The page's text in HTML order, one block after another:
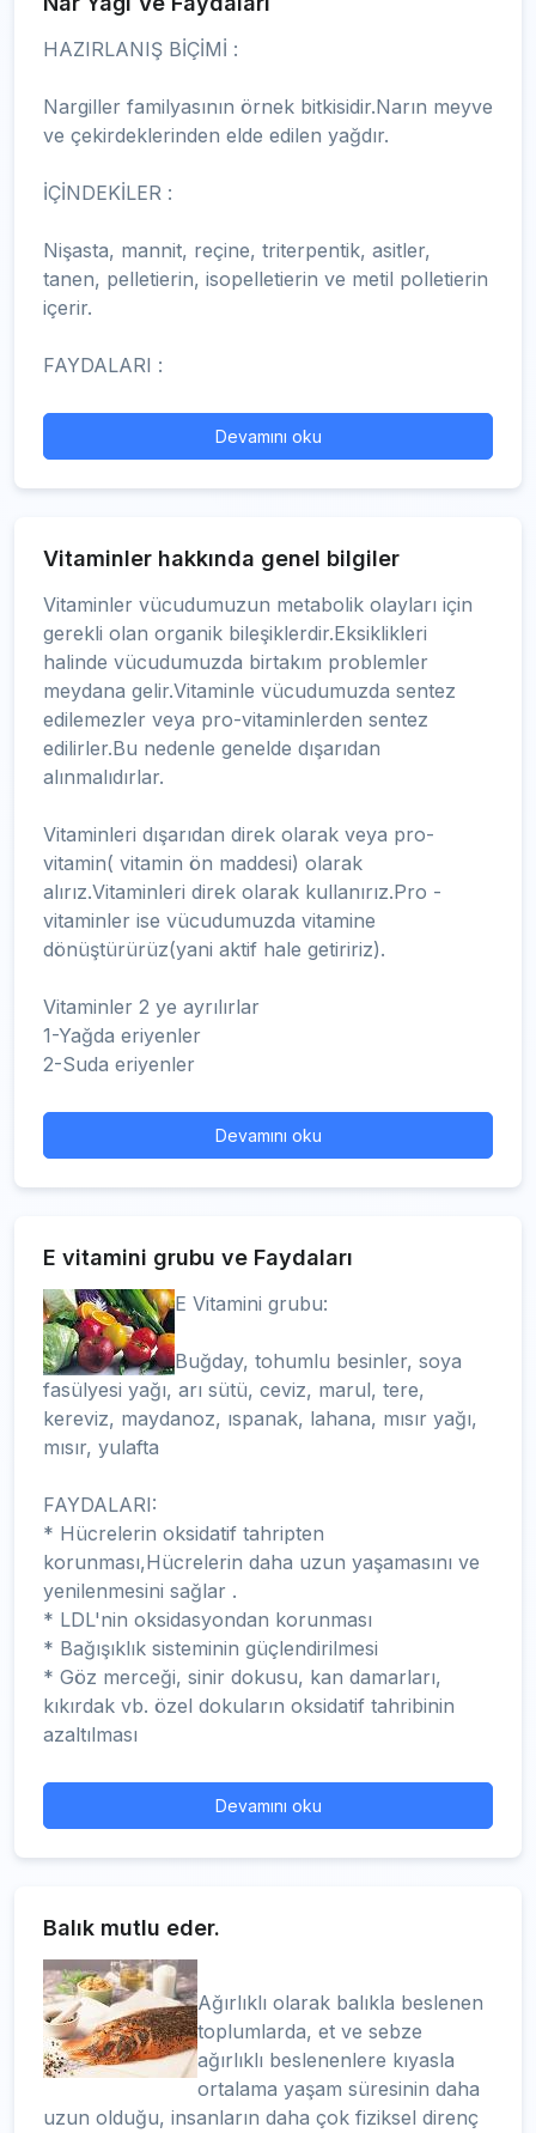
HAZIRLANIŞ BİÇİMİ :
Nargiller familyasının örnek bitkisidir.Narın meyve
ve çekirdeklerinden elde edilen yağdır.
İÇİNDEKİLER :
Nişasta, mannit, reçine, triterpentik, asitler,
tanen, pelletierin, isopelletierin ve metil polletierin
içerir.
FAYDALARI :
Devamını oku
Vitaminler hakkında genel bilgiler
Vitaminler vücudumuzun metabolik olayları için
gerekli olan organik bileşiklerdir.Eksiklikleri
halinde vücudumuzda birtakım problemler
meydana gelir.Vitaminle vücudumuzda sentez
edilemezler veya pro-vitaminlerden sentez
edilirler.Bu nedenle genelde dışarıdan
alınmalıdırlar.
Vitaminleri dışarıdan direk olarak veya pro-
vitamin( vitamin ön maddesi) olarak
alırız.Vitaminleri direk olarak kullanırız.Pro -
vitaminler ise vücudumuzda vitamine
dönüştürürüz(yani aktif hale getiririz).
Vitaminler 2 ye ayrılırlar
1-Yağda eriyenler
2-Suda eriyenler
Devamını oku
E vitamini grubu ve Faydaları
E Vitamini grubu:
Buğday, tohumlu besinler, soya
fasülyesi yağı, arı sütü, ceviz, marul, tere,
kereviz, maydanoz, ıspanak, lahana, mısır yağı,
mısır, yulafta
FAYDALARI:
* Hücrelerin oksidatif tahripten
korunması,Hücrelerin daha uzun yaşamasını ve
yenilenmesini sağlar .
* LDL'nin oksidasyondan korunması
* Bağışıklık sisteminin güçlendirilmesi
* Göz merceği, sinir dokusu, kan damarları,
kıkırdak vb. özel dokuların oksidatif tahribinin
azaltılması
Devamını oku
Balık mutlu eder.
Ağırlıklı olarak balıkla beslenen
toplumlarda, et ve sebze
ağırlıklı beslenenlere kıyasla
ortalama yaşam süresinin daha
uzun olduğu, insanların daha çok fiziksel direnç